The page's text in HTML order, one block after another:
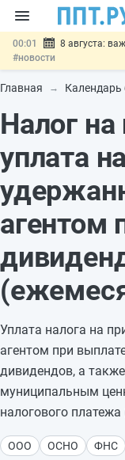
00:01
8 августа:
#новости
07.08 Подписан закон
«Честный знак»
07.08
Госпошлину за
07.08
Важно
Главная Календарь
Налог
уплата
агентом
Уплата налога на
агентом при
дивидендов, а
муниципальным
налогового
ООО ОСНО ФНС